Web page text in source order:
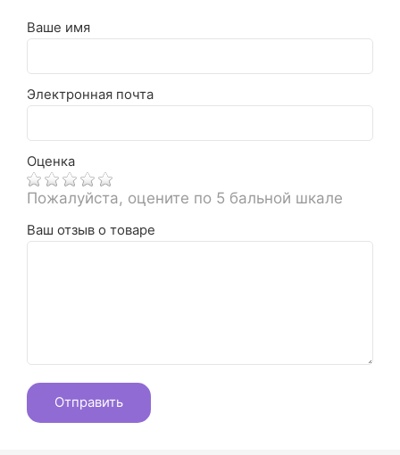
Ваше имя
Электронная почта
Оценка
Пожалуйста, оцените по 5 бальной шкале
Ваш отзыв о товаре